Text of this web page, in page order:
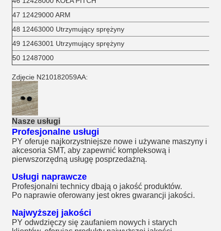
47 12429000 ARM
48 12463000 Utrzymujący sprężyny
49 12463001 Utrzymujący sprężyny
50 12487000
Zdjęcie N210182059AA:
Nasze usługi
Profesjonalne usługi
PY oferuje najkorzystniejsze nowe i używane maszyny i
akcesoria SMT, aby zapewnić kompleksową i
pierwszorzędną usługę posprzedażną.
Usługi naprawcze
Profesjonalni technicy dbają o jakość produktów.
Po naprawie oferowany jest okres gwarancji jakości.
Najwyższej jakości
PY odwdzięczy się zaufaniem nowych i starych